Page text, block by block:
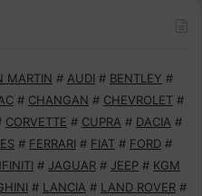
MARTIN # AUDI # BENTLEY #
# CHANGAN # CHEVROLET #
CORVETTE # CUPRA # DACIA #
# FERRARI # FIAT # FORD #
# JAGUAR # JEEP # KGM
# LANCIA # LAND ROVER #